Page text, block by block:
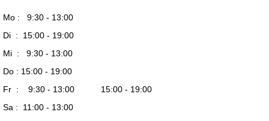
Mo : 9:30 - 13:00
Di : 15:00 - 19:00
Mi : 9:30 - 13:00
Do : 15:00 - 19:00
Fr : 9:30 - 13:00 15:00 - 19:00
Sa : 11:00 - 13:00